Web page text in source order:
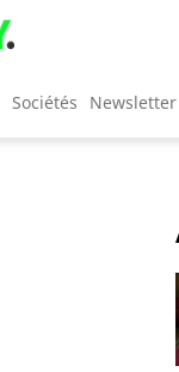
Sociétés Newsletter